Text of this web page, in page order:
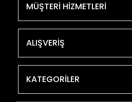
MÜŞTERİ HİZMETLERİ
ALIŞVERİŞ
KATEGORİLER